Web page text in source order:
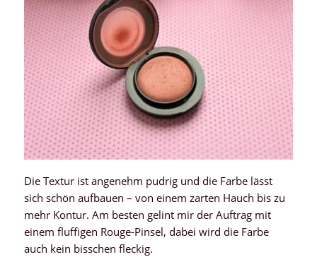
Die Textur ist angenehm pudrig und die Farbe lässt
sich schön aufbauen – von einem zarten Hauch bis zu
mehr Kontur. Am besten gelint mir der Auftrag mit
einem fluffigen Rouge-Pinsel, dabei wird die Farbe
auch kein bisschen fleckig.